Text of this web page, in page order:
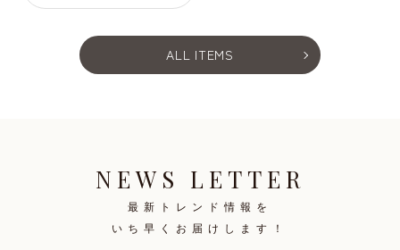
ALL ITEMS
NEWS LETTER
最新トレンド情報を
いち早くお届けします！